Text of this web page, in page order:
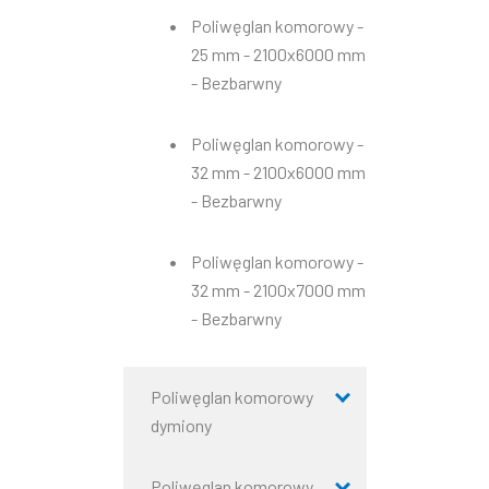
Poliwęglan komorowy -
25 mm - 2100x6000 mm
- Bezbarwny
Poliwęglan komorowy -
32 mm - 2100x6000 mm
- Bezbarwny
Poliwęglan komorowy -
32 mm - 2100x7000 mm
- Bezbarwny
Poliwęglan komorowy
dymiony